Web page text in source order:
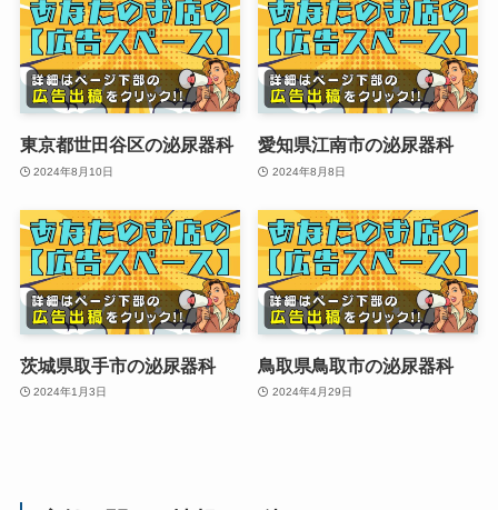
東京都世田谷区の泌尿器科
2024年8月10日
愛知県江南市の泌尿器科
2024年8月8日
茨城県取手市の泌尿器科
2024年1月3日
鳥取県鳥取市の泌尿器科
2024年4月29日